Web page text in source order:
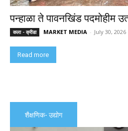
पन्हाळा ते पावनखिंड पदमोहीम
कला - क्रीडा MARKET MEDIA - July 30, 2026
Read more
शैक्षणिक- उद्योग